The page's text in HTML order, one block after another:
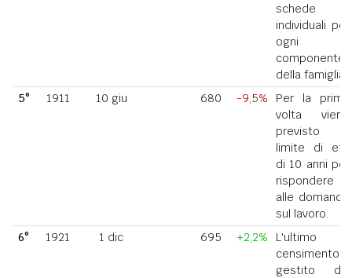
schede
individuali per
ogni
componente
della famiglia.
5°
1911 10 giu 680 -9,5%
Per la prima
volta viene
previsto il
limite di età
di 10 anni per
rispondere
alle domande
sul lavoro.
6°
1921 1 dic 695 +2,2%
L'ultimo
censimento
gestito dai